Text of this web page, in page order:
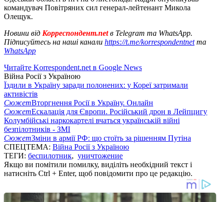
командувач Повітряних сил генерал-лейтенант Микола
Олещук.
Новини від Корреспондент.netв Telegram та WhatsApp.
Підписуйтесь на наші канали https://t.me/korrespondentnetта
WhatsApp
Читайте Korrespondent.net в Google News
Війна Росії з Україною
Їздили в Україну заради полонених: у Кореї затримали
активістів
СюжетВторгнення Росії в Україну. Онлайн
СюжетЕскалація для Європи. Російський дрон в Лейпцигу
Колумбійські наркокартелі вчаться українській війні
безпілотників - ЗМІ
СюжетЗміни в армії РФ: що стоїть за рішенням Путіна
СПЕЦТЕМА: Війна Росії з Україною
ТЕГИ: беспилотник, уничтожение
Якщо ви помітили помилку, виділіть необхідний текст і
натисніть Ctrl + Enter, щоб повідомити про це редакцію.